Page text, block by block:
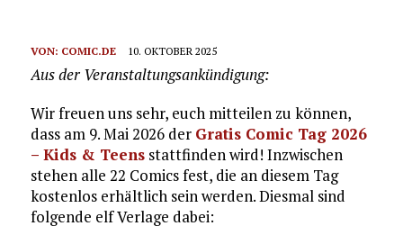
VON: COMIC.DE 10. OKTOBER 2025
Aus der Veranstaltungsankündigung:
Wir freuen uns sehr, euch mitteilen zu können,
dass am 9. Mai 2026 der Gratis Comic Tag 2026
– Kids & Teensstattfinden wird! Inzwischen
stehen alle 22 Comics fest, die an diesem Tag
kostenlos erhältlich sein werden. Diesmal sind
folgende elf Verlage dabei: